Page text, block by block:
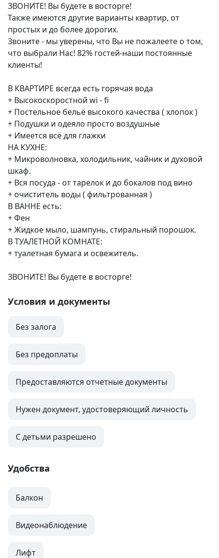
ЗВОНИТЕ! Вы будете в восторге!
Также имеются другие варианты квартир, от
простых и до более дорогих.
Звоните - мы уверены, что Вы не пожалеете о том,
что выбрали Нас! 82% гостей-наши постоянные
клиенты!
В КВАРТИРЕ всегда есть горячая вода
+ Высокоскоростной wi - fi
+ Постельное бельё высокого качества ( хлопок )
+ Подушки и одеяло просто воздушные
+ Имеется всё для глажки
НА КУХНЕ:
+ Микроволновка, холодильник, чайник и духовой
шкаф.
+ Вся посуда - от тарелок и до бокалов под вино
+ очиститель воды ( фильтрованная )
В ВАННЕ есть:
+ Фен
+ Жидкое мыло, шампунь, стиральный порошок.
В ТУАЛЕТНОЙ КОМНАТЕ:
+ туалетная бумага и освежитель.
ЗВОНИТЕ! Вы будете в восторге!
Условия и документы
Без залога
Без предоплаты
Предоставляются отчетные документы
Нужен документ, удостоверяющий личность
С детьми разрешено
Удобства
Балкон
Видеонаблюдение
Лифт